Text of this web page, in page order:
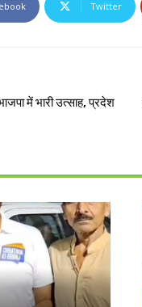
Twitter
में भारी उत्साह, प्रदेश